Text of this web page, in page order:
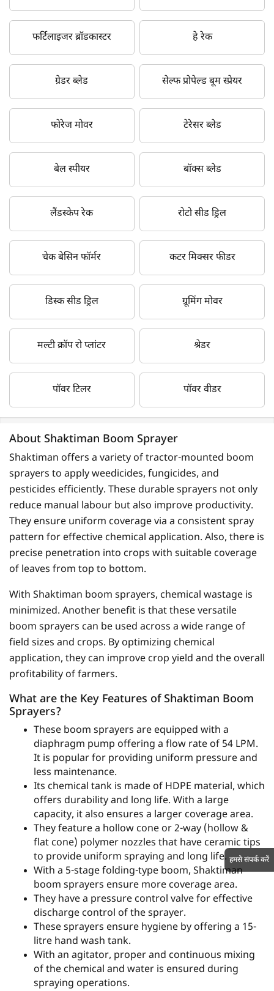
फर्टिलाइजर ब्रॉडकास्टर हे रेक
ग्रेडर ब्लेड सेल्फ प्रोपेल्ड बूम स्प्रेयर
फोरेज मोवर टेरेसर ब्लेड
बेल स्पीयर बॉक्स ब्लेड
लैंडस्केप रेक रोटो सीड ड्रिल
चेक बेसिन फॉर्मर कटर मिक्सर फीडर
डिस्क सीड ड्रिल ग्रूमिंग मोवर
मल्टी क्रॉप रो प्लांटर श्रेडर
पॉवर टिलर पॉवर वीडर
About Shaktiman Boom Sprayer
Shaktiman offers a variety of tractor-mounted boom
sprayers to apply weedicides, fungicides, and
pesticides efficiently. These durable sprayers not only
reduce manual labour but also improve productivity.
They ensure uniform coverage via a consistent spray
pattern for effective chemical application. Also, there is
precise penetration into crops with suitable coverage
of leaves from top to bottom.
With Shaktiman boom sprayers, chemical wastage is
minimized. Another benefit is that these versatile
boom sprayers can be used across a wide range of
field sizes and crops. By optimizing chemical
application, they can improve crop yield and the overall
profitability of farmers.
What are the Key Features of Shaktiman Boom
Sprayers?
These boom sprayers are equipped with a
diaphragm pump offering a flow rate of 54 LPM.
It is popular for providing uniform pressure and
less maintenance.
Its chemical tank is made of HDPE material, which
offers durability and long life. With a large
capacity, it also ensures a larger coverage area.
They feature a hollow cone or 2-way (hollow &
flat cone) polymer nozzles that have ceramic tips
to provide uniform spraying and long life.
With a 5-stage folding-type boom, Shaktiman
boom sprayers ensure more coverage area.
They have a pressure control valve for effective
discharge control of the sprayer.
These sprayers ensure hygiene by offering a 15-
litre hand wash tank.
With an agitator, proper and continuous mixing
of the chemical and water is ensured during
spraying operations.
हमसे संपर्क करें